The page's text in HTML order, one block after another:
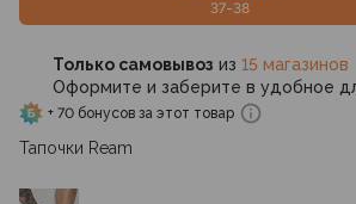
37-38
Только самовывоз из 15 магазинов
Оформите и заберите в удобное
+ 70 бонусов за этот товар
Тапочки Ream